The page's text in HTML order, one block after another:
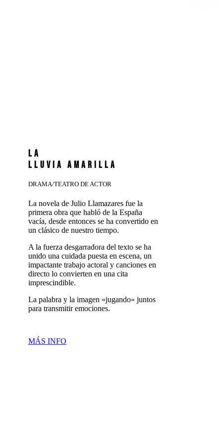
LA
LLUVIA AMARILLA
DRAMA/TEATRO DE ACTOR
La novela de Julio Llamazares fue la
primera obra que habló de la España
vacía, desde entonces se ha convertido en
un clásico de nuestro tiempo.
A la fuerza desgarradora del texto se ha
unido una cuidada puesta en escena, un
impactante trabajo actoral y canciones en
directo lo convierten en una cita
imprescindible.
La palabra y la imagen «jugando» juntos
para transmitir emociones.
MÁS INFO